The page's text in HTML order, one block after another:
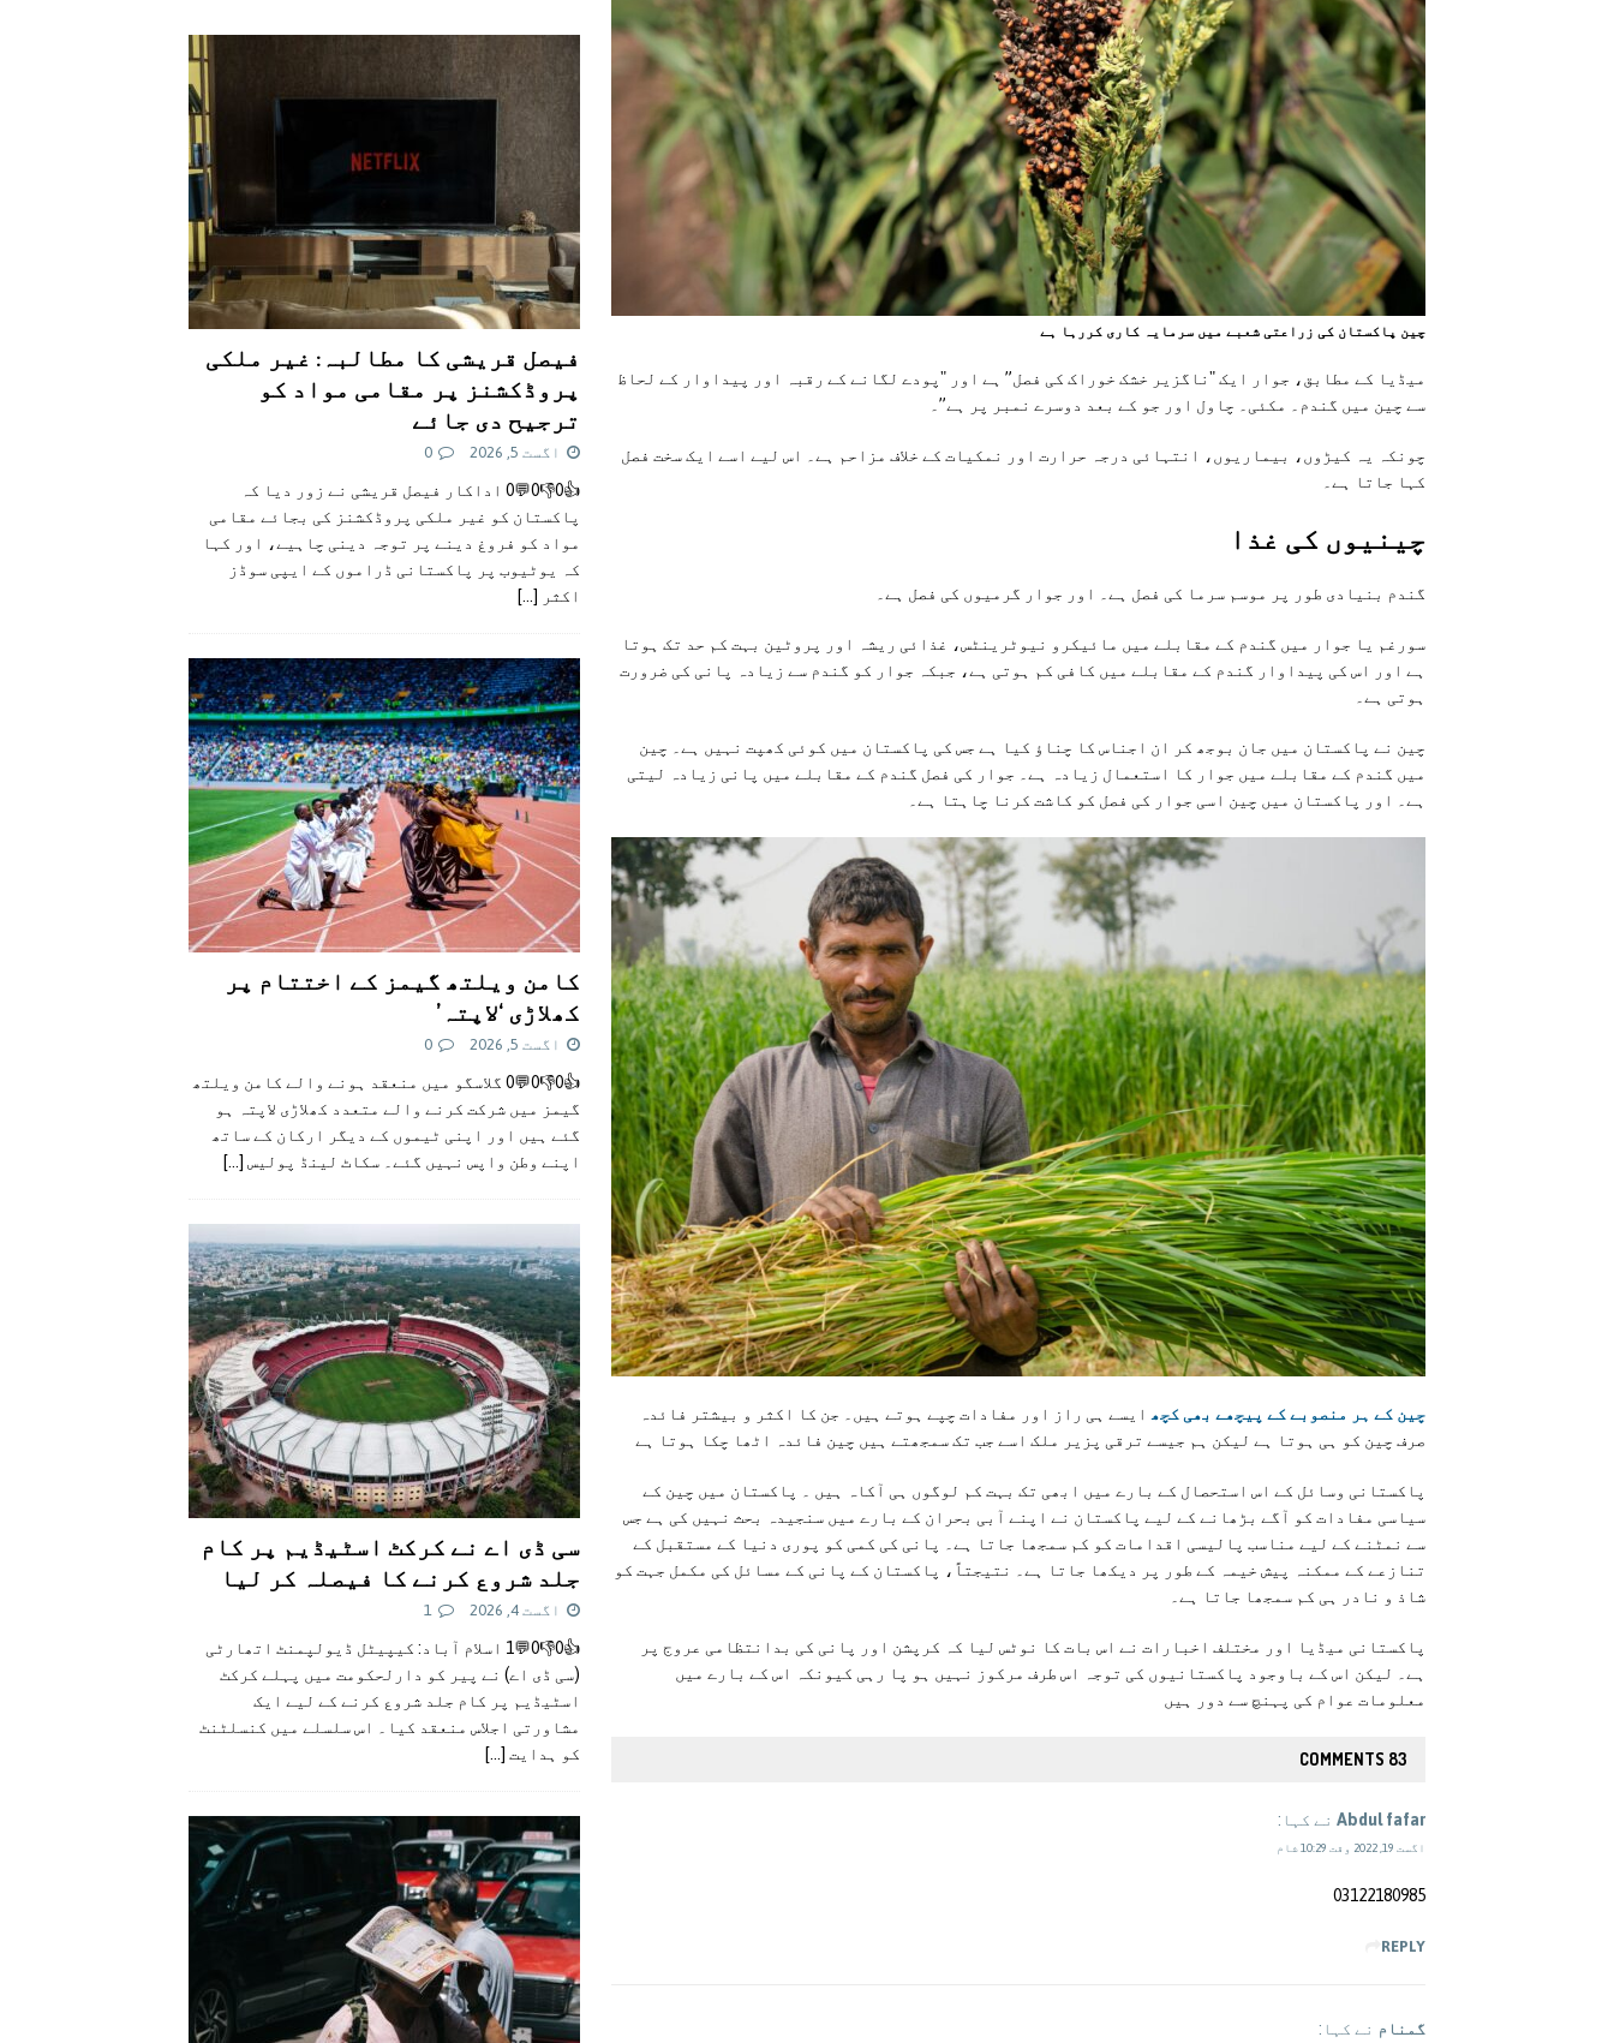
چين پاکستان کی زراعتی شعبے ميں سرمايہ کاری کررہا ہے
میڈیا کے مطابق، جوار ایک "ناگزیر خشک خوراک کی فصل” ہے اور "پودے لگانے کے رقبہ اور پیداوار کے لحاظ
سے چین میں گندم۔ مکئی۔ چاول اور جو کے بعد دوسرے نمبر پر ہے”۔
چونکہ یہ کیڑوں، بیماریوں، انتہائی درجہ حرارت اور نمکیات کے خلاف مزاحم ہے۔ اس لیے اسے ایک سخت فصل
کہا جاتا ہے۔
چینيوں کی غذا
گندم بنیادی طور پر موسم سرما کی فصل ہے۔ اور جوار گرمیوں کی فصل ہے۔
سورغم یا جوار میں گندم کے مقابلے میں مائیکرو نیوٹرینٹس، غذائی ریشہ اور پروٹین بہت کم حد تک ہوتا
ہے اور اس کی پیداوار گندم کے مقابلے میں کافی کم ہوتی ہے، جبکہ جوار کو گندم سے زیادہ پانی کی ضرورت
ہوتی ہے۔
چين نے پاکستان ميں جان بوجھ کر ان اجناس کا چناؤ کيا ہے جس کی پاکستان ميں کوئی کھپت نہيں ہے۔ چين
ميں گندم کے مقابلے ميں جوار کا استعمال زيادہ ہے۔ جوار کی فصل گندم کے مقابلے ميں پانی زيادہ ليتی
ہے۔ اور پاکستان ميں چين اسی جوار کی فصل کو کاشت کرنا چاہتا ہے۔
چین کے ہر منصوبے کے پیچھے بھی کچھ ایسے ہی راز اور مفادات چپے ہوتے ہیں۔ جن کا اکثر و بیشتر فائدہ
صرف چین کو ہی ہوتا ہے لیکن ہم جیسے ترقی پزیر ملک اسے جب تک سمجھتے ہیں چین فائدہ اٹھا چکا ہوتا ہے
پاکستانی وسائل کے اس استحصال کے بارے میں ابھی تک بہت کم لوگوں ہی آکاہ ہيں ۔ پاکستان میں چین کے
سیاسی مفادات کو آگے بڑھانے کے لیے پاکستان نے اپنے آبی بحران کے بارے میں سنجیدہ بحث نہیں کی ہے جس
سے نمٹنے کے لیے مناسب پالیسی اقدامات کو کم سمجھا جاتا ہے۔ پانی کی کمی کو پوری دنیا کے مستقبل کے
تنازعے کے ممکنہ پیش خیمہ کے طور پر دیکھا جاتا ہے۔ نتیجتاً، پاکستان کے پانی کے مسائل کی مکمل جہت کو
شاذ و نادر ہی کم سمجھا جاتا ہے۔
پاکستانی میڈیا اور مختلف اخبارات نے اس بات کا نوٹس لیا کہ کرپشن اور پانی کی بدانتظامی عروج پر
ہے۔ لیکن اس کے باوجود پاکستانیوں کی توجہ اس طرف مرکوز نہیں ہو پا رہی کیونکہ اس کے بارے میں
معلومات عوام کی پہنچ سے دور ہیں
83 COMMENTS
Abdul fafar نے کہا:
اگست 19, 2022 وقت 10:29 شام
03122180985
REPLY
گمنام نے کہا:
فیصل قریشی کا مطالبہ: غیر ملکی
پروڈکشنز پر مقامی مواد کو
ترجیح دی جائے
اگست 5, 2026 0
👍0👎0💬0 اداکار فیصل قریشی نے زور دیا کہ
پاکستان کو غیر ملکی پروڈکشنز کی بجائے مقامی
مواد کو فروغ دینے پر توجہ دینی چاہیے، اور کہا
کہ یوٹیوب پر پاکستانی ڈراموں کے ایپی سوڈز
اکثر
[...]
کامن ویلتھ گیمز کے اختتام پر
کھلاڑی ‘لاپتہ’
اگست 5, 2026 0
👍0👎0💬0 گلاسگو میں منعقد ہونے والے کامن ویلتھ
گیمز میں شرکت کرنے والے متعدد کھلاڑی لاپتہ ہو
گئے ہیں اور اپنی ٹیموں کے دیگر ارکان کے ساتھ
اپنے وطن واپس نہیں گئے۔ سکاٹ لینڈ پولیس [...]
سی ڈی اے نے کرکٹ اسٹیڈیم پر کام
جلد شروع کرنے کا فیصلہ کر لیا
اگست 4, 2026 1
👍0👎0💬1 اسلام آباد: کیپیٹل ڈیولپمنٹ اتھارٹی
(سی ڈی اے) نے پیر کو دارلحکومت میں پہلے کرکٹ
اسٹیڈیم پر کام جلد شروع کرنے کے لیے ایک
مشاورتی اجلاس منعقد کیا۔ اس سلسلے میں کنسلٹنٹ
کو ہدایت [...]